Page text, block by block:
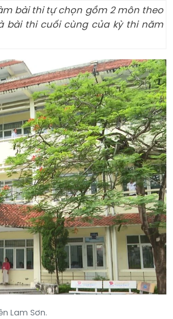
bài thi tự chọn gồm 2 môn theo
bài thi cuối cùng của kỳ thi năm
Lam Sơn.